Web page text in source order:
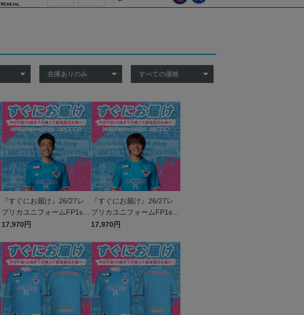
『すぐにお届け』26/27レ
プリカユニフォームFP1st
No.16 西澤 健太
17,970円
『すぐにお届け』26/27レ
プリカユニフォームFP1st
No.11 塩浜 遼
17,970円